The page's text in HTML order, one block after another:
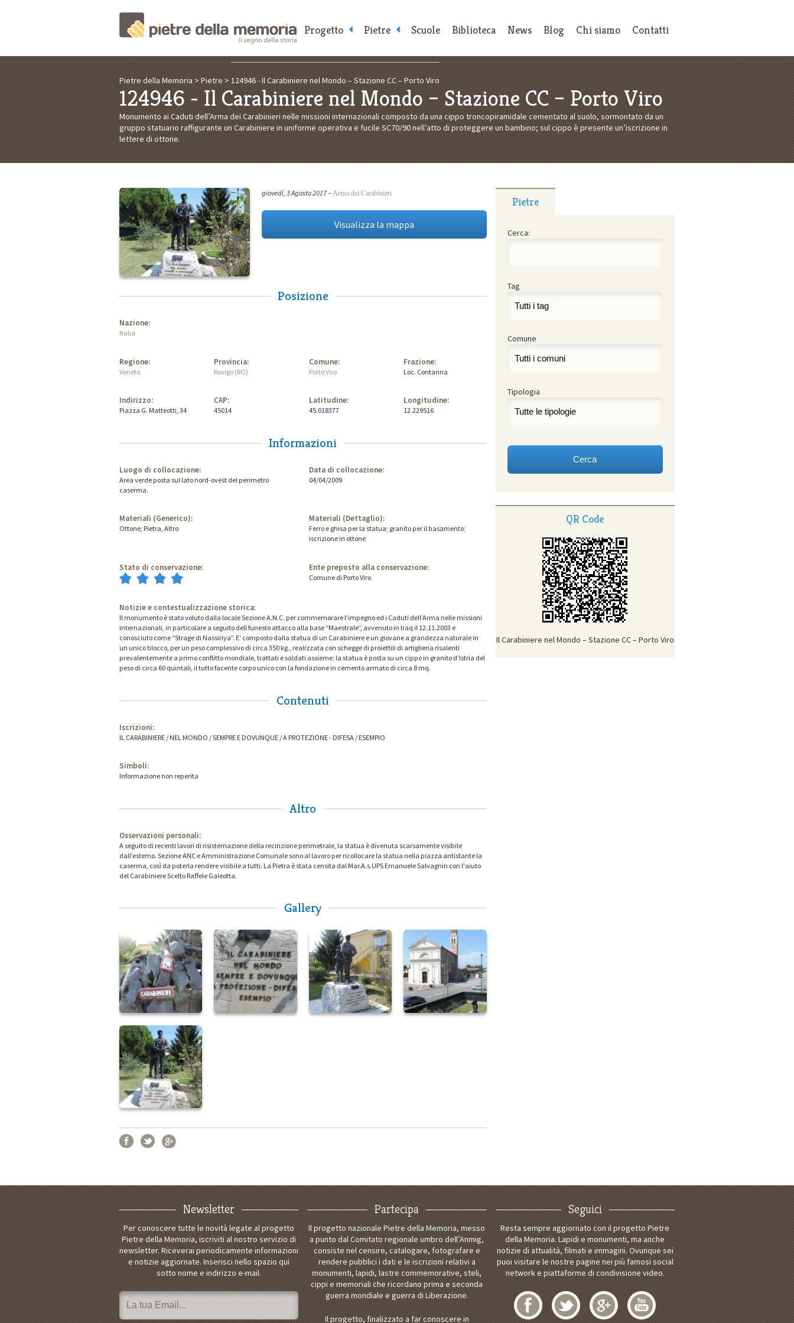
Pietre della Memoria > Pietre > 124946 - Il Carabiniere nel Mondo – Stazione CC – Porto Viro
124946 - Il Carabiniere nel Mondo – Stazione CC – Porto Viro
Monumento ai Caduti dell’Arma dei Carabinieri nelle missioni internazionali composto da una cippo troncopiramidale cementato al suolo, sormontato da un
gruppo statuario raffigurante un Carabiniere in uniforme operativa e fucile SC70/90 nell’atto di proteggere un bambino; sul cippo è presente un’iscrizione in
lettere di ottone.
giovedì, 3 Agosto 2017– Arma dei Carabinieri
Visualizza la mappa
Posizione
Nazione:
Italia
Regione:
Veneto
Provincia:
Rovigo (RO)
Comune:
Porto Viro
Frazione:
Loc. Contarina
Indirizzo:
Piazza G. Matteotti, 34
CAP:
45014
Latitudine:
45.018377
Longitudine:
12.229516
Informazioni
Luogo di collocazione:
Area verde posta sul lato nord-ovest del perimetro
caserma.
Data di collocazione:
04/04/2009
Materiali (Generico):
Ottone, Pietra, Altro
Materiali (Dettaglio):
Ferro e ghisa per la statua; granito per il basamento;
iscrizione in ottone
Stato di conservazione: Ente preposto alla conservazione:
Comune di Porto Viro
Notizie e contestualizzazione storica:
Il monumento è stato voluto dalla locale Sezione A.N.C. per commemorare l’impegno ed i Caduti dell’Arma nelle missioni
internazionali, in particolare a seguito dell funesto attacco alla base “Maestrale”, avvenuto in Iraq il 12.11.2003 e
conosciuto come “Strage di Nassiriya”. E' composto dalla statua di un Carabiniere e un giovane a grandezza naturale in
un unico blocco, per un peso complessivo di circa 350 kg., realizzata con schegge di proiettili di artiglieria risalenti
prevalentemente a primo conflitto mondiale, trattati e saldati assieme; la statua è posta su un cippo in granito d’Istria del
peso di circa 60 quintali, il tutto facente corpo unico con la fondazione in cemento armato di circa 8 mq.
Contenuti
Iscrizioni:
IL CARABINIERE / NEL MONDO / SEMPRE E DOVUNQUE / A PROTEZIONE - DIFESA / ESEMPIO
Simboli:
Informazione non reperita
Altro
Osservazioni personali:
A seguito di recenti lavori di risistemazione della recinzione perimetrale, la statua è divenuta scarsamente visibile
dall’esterno. Sezione ANC e Amministrazione Comunale sono al lavoro per ricollocare la statua nella piazza antistante la
caserma, così da poterla rendere visibile a tutti. La Pietra è stata censita dal Mar.A.s.UPS Emanuele Salvagnin con l'aiuto
del Carabiniere Scelto Raffele Galeotta.
Gallery
Pietre
Cerca:
Tag
Comune
Tipologia
QR Code
Il Carabiniere nel Mondo – Stazione CC – Porto Viro
Progetto Pietre Scuole Biblioteca News Blog Chi siamo Contatti
Newsletter
Per conoscere tutte le novità legate al progetto
Pietre della Memoria, iscriviti al nostro servizio di
newsletter. Riceverai periodicamente informazioni
e notizie aggiornate. Inserisci nello spazio qui
sotto nome e indirizzo e-mail.
Partecipa
Il progetto nazionale Pietre della Memoria, messo
a punto dal Comitato regionale umbro dell’Anmig,
consiste nel censire, catalogare, fotografare e
rendere pubblici i dati e le iscrizioni relativi a
monumenti, lapidi, lastre commemorative, steli,
cippi e memoriali che ricordano prima e seconda
guerra mondiale e guerra di Liberazione.
Il progetto, finalizzato a far conoscere in
Seguici
Resta sempre aggiornato con il progetto Pietre
della Memoria. Lapidi e monumenti, ma anche
notizie di attualità, filmati e immagini. Ovunque sei
puoi visitare le nostre pagine nei più famosi social
network e piattaforme di condivisione video.